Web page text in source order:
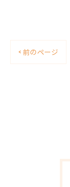
< 前のページ